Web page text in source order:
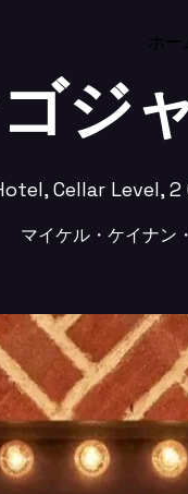
ホー
ジ
Cellar Level, 2
マイケル・ケイナン